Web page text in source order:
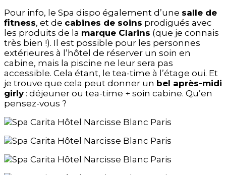
Pour info, le Spa dispo également d’une salle de
fitness, et de cabines de soins prodigués avec
les produits de la marque Clarins (que je connais
très bien !). Il est possible pour les personnes
extérieures à l’hôtel de réserver un soin en
cabine, mais la piscine ne leur sera pas
accessible. Cela étant, le tea-time à l’étage oui. Et
je trouve que cela peut donner un bel après-midi
girly: déjeuner ou tea-time + soin cabine. Qu’en
pensez-vous ?